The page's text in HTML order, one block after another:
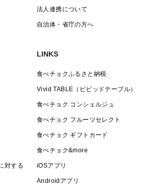
法人連携について
自治体・省庁の方へ
対する
LINKS
食べチョクふるさと納税
Vivid TABLE（ビビッドテーブル）
食べチョク コンシェルジュ
食べチョク フルーツセレクト
食べチョク ギフトカード
食べチョク&more
iOSアプリ
Androidアプリ